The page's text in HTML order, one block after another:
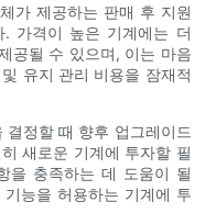
가 제공하는 판매 후 지원
가격이 높은 기계에는 더
공될 수 있으며, 이는 마음
유지 관리 비용을 잠재적
결정할 때 향후 업그레이드
새로운 기계에 투자할 필
을 충족하는 데 도움이 될
능을 허용하는 기계에 투